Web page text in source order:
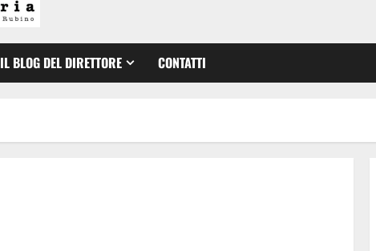
IL BLOG DEL DIRETTORE CONTATTI